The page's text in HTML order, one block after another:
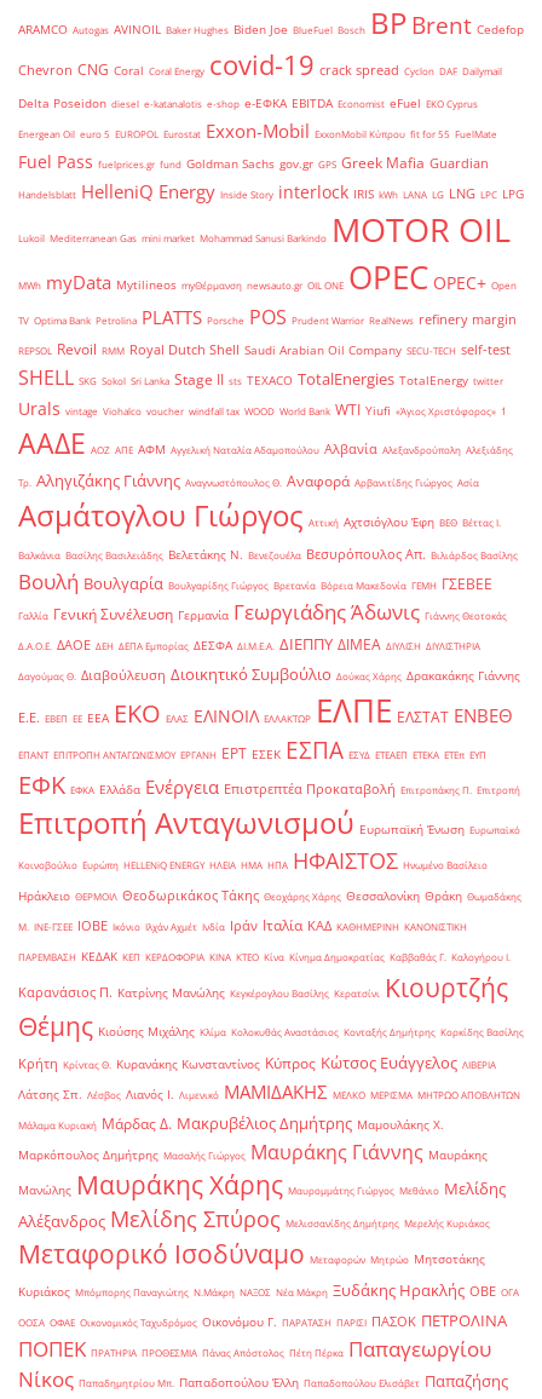
ARAMCO Autogas AVINOIL Baker Hughes Biden Joe BlueFuel Bosch BPBrent Cedefop
Chevron CNG Coral Coral Energy covid-19 crack spread Cyclon DAF Dailymail
Delta Poseidon diesel e-katanalotis e-shop e-ΕΦΚΑ EBITDA Economist eFuel EKO Cyprus
Energean Oil euro 5 EUROPOL Eurostat Exxon-Mobil ExxonMobil Κύπρου fit for 55 FuelMate
Fuel Pass fuelprices.gr fund Goldman Sachs gov.gr GPS Greek Mafia Guardian
Handelsblatt HelleniQ Energy Inside Story interlock IRIS kWh LANA LG LNG LPC LPG
Lukoil Mediterranean Gas mini market Mohammad Sanusi Barkindo MOTOR OIL
MWh myData Mytilineos myΘέρμανση newsauto.gr OIL ONE OPEC OPEC+ Open
TV Optima Bank Petrolina PLATTS Porsche POS Prudent Warrior RealNews refinery margin
REPSOL Revoil RMM Royal Dutch Shell Saudi Arabian Oil Company SECU-TECH self-test
SHELL SKG Sokol Sri Lanka Stage II sts TEXACO TotalEnergies TotalEnergy twitter
Urals vintage Viohalco voucher windfall tax WOOD World Bank WTI Yiufi «Άγιος Χριστόφορος» ΄1
ΑΑΔΕ ΑΟΖ ΑΠΕ ΑΦΜ Αγγελική Ναταλία Αδαμοπούλου Αλβανία Αλεξανδρούπολη Αλεξιάδης
Τρ. Αληγιζάκης Γιάννης Αναγνωστόπουλος Θ. Αναφορά Αρβανιτίδης Γιώργος Ασία
Ασμάτογλου Γιώργος Αττική Αχτσιόγλου Έφη ΒΕΘ Βέττας Ι.
Βαλκάνια Βασίλης Βασιλειάδης Βελετάκης Ν. Βενεζουέλα Βεσυρόπουλος Απ. Βιλιάρδος Βασίλης
Βουλή Βουλγαρία Βουλγαρίδης Γιώργος Βρετανία Βόρεια Μακεδονία ΓΕΜΗ ΓΣΕΒΕΕ
Γαλλία Γενική Συνέλευση Γερμανία Γεωργιάδης Άδωνις Γιάννης Θεοτοκάς
Δ.Α.Ο.Ε. ΔΑΟΕ ΔΕΗ ΔΕΠΑ Εμπορίας ΔΕΣΦΑ ΔΙ.Μ.Ε.Α. ΔΙΕΠΠΥ ΔΙΜΕΑ ΔΙΥΛΙΣΗ ΔΙΥΛΙΣΤΗΡΙΑ
Δαγούμας Θ. Διαβούλευση Διοικητικό Συμβούλιο Δούκας Χάρης Δρακακάκης Γιάννης
Ε.Ε. ΕΒΕΠ ΕΕ ΕΕΑ ΕΚΟ ΕΛΑΣ ΕΛΙΝΟΙΛ ΕΛΛΑΚΤΩΡ ΕΛΠΕ ΕΛΣΤΑΤ ΕΝΒΕΘ
ΕΠΑΝΤ ΕΠΙΤΡΟΠΗ ΑΝΤΑΓΩΝΙΣΜΟΥ ΕΡΓΑΝΗ ΕΡΤ ΕΣΕΚ ΕΣΠΑ ΕΣΥΔ ΕΤΕΑΕΠ ΕΤΕΚΑ ΕΤΕπ ΕΥΠ
ΕΦΚ ΕΦΚΑ Ελλάδα Ενέργεια Επιστρεπτέα Προκαταβολή Επιτροπάκης Π. Επιτροπή
Επιτροπή Ανταγωνισμού Ευρωπαϊκή Ένωση Ευρωπαϊκό
Κοινοβούλιο Ευρώπη ΗELLENiQ ENERGY ΗΛΕΙΑ ΗΜΑ ΗΠΑ ΗΦΑΙΣΤΟΣ Ηνωμένο Βασίλειο
Ηράκλειο ΘΕΡΜΟΙΛ Θεοδωρικάκος Τάκης Θεοχάρης Χάρης Θεσσαλονίκη Θράκη Θωμαδάκης
Μ. ΙΝΕ-ΓΣΕΕ ΙΟΒΕ Ικόνιο Ιλχάν Αχμέτ Ινδία Ιράν Ιταλία ΚΑΔ ΚΑΘΗΜΕΡΙΝΗ ΚΑΝΟΝΙΣΤΙΚΗ
ΠΑΡΕΜΒΑΣΗ ΚΕΔΑΚ ΚΕΠ ΚΕΡΔΟΦΟΡΙΑ ΚΙΝΑ ΚΤΕΟ Κίνα Κίνημα Δημοκρατίας Καββαθάς Γ. Καλογήρου Ι.
Καρανάσιος Π. Κατρίνης Μανώλης Κεγκέρογλου Βασίλης Κερατσίνι
Κιουρτζής
Θέμης Κιούσης Μιχάλης Κλίμα Κολοκυθάς Αναστάσιος Κονταξής Δημήτρης Κορκίδης Βασίλης
Κρήτη Κρίντας Θ. Κυρανάκης Κωνσταντίνος Κύπρος Κώτσος Ευάγγελος ΛΙΒΕΡΙΑ
Λάτσης Σπ. Λέσβος Λιανός Ι. Λιμενικό ΜΑΜΙΔΑΚΗΣ ΜΕΛΚΟ ΜΕΡΙΣΜΑ ΜΗΤΡΩΟ ΑΠΟΒΛΗΤΩΝ
Μάλαμα Κυριακή Μάρδας Δ. Μακρυβέλιος Δημήτρης Μαμουλάκης Χ.
Μαρκόπουλος Δημήτρης Μασαλής Γιώργος Μαυράκης Γιάννης Μαυράκης
Μανώλης Μαυράκης Χάρης Μαυρομμάτης Γιώργος Μεθάνιο Μελίδης
Αλέξανδρος Μελίδης Σπύρος Μελισσανίδης Δημήτρης Μερελής Κυριάκος
Μεταφορικό Ισοδύναμο Μεταφορών Μητρώο Μητσοτάκης
Κυριάκος Μπόμπορης Παναγιώτης Ν.Μάκρη ΝΑΞΟΣ Νέα Μάκρη Ξυδάκης Ηρακλής ΟΒΕ ΟΓΑ
ΟΟΣΑ ΟΦΑΕ Οικονομικός Ταχυδρόμος Οικονόμου Γ. ΠΑΡΑΤΑΣΗ ΠΑΡΙΣΙ ΠΑΣΟΚ ΠΕΤΡΟΛΙΝΑ
ΠΟΠΕΚ ΠΡΑΤΗΡΙΑ ΠΡΟΘΕΣΜΙΑ Πάνας Απόστολος Πέτη Πέρκα Παπαγεωργίου
Νίκος Παπαδημητρίου Μπ. Παπαδοπούλου Έλλη Παπαδοπούλου Ελισάβετ Παπαζήσης